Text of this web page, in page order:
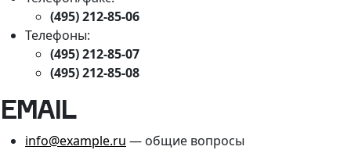
(495) 212-85-06
Телефоны:
(495) 212-85-07
(495) 212-85-08
EMAIL
info@example.ru — общие вопросы